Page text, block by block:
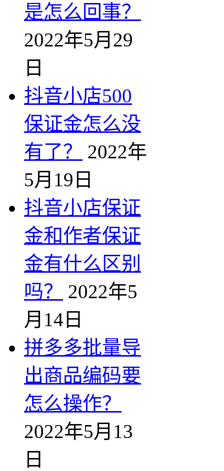
是怎么回事？
2022年5月29
日
抖音小店500
保证金怎么没
有了？
2022年
5月19日
抖音小店保证
金和作者保证
金有什么区别
吗？
2022年5
月14日
拼多多批量导
出商品编码要
怎么操作？
2022年5月13
日